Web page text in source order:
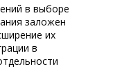
в выборе
заложен
их
в